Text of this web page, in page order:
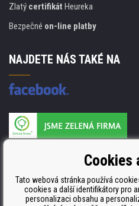
Zlatý certifikát Heureka
Bezpečné on-line platby
NAJDETE NÁS TAKÉ NA
ISO 9001. ISO 14001 a STMC.Cookies
Tato webová stránka používá
cookies a další identifikátory pro
personalizaci obsahu a